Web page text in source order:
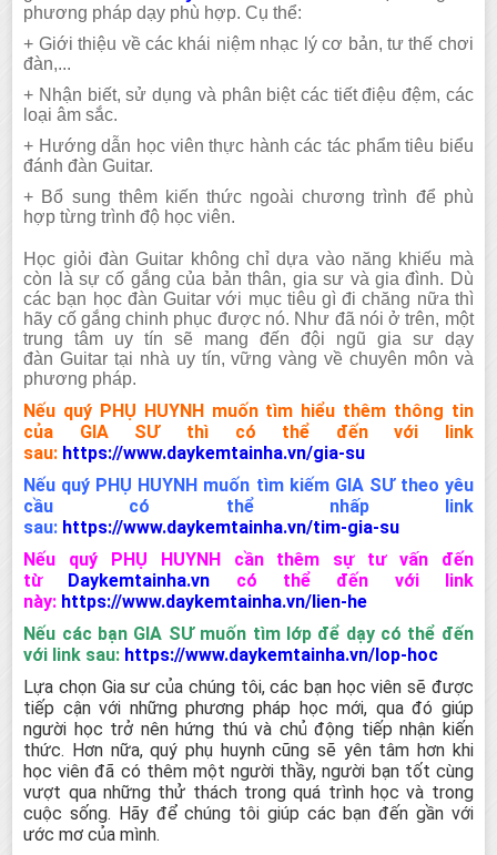
phương pháp dạy phù hợp. Cụ thể:
+ Giới thiệu về các khái niệm nhạc lý cơ bản, tư thế chơi
đàn,...
+ Nhận biết, sử dụng và phân biệt các tiết điệu đệm, các
loại âm sắc.
+ Hướng dẫn học viên thực hành các tác phẩm tiêu biểu
đánh đànGuitar.
+ Bổ sung thêm kiến thức ngoài chương trình để phù
hợp từng trình độ học viên.
Học giỏi đànGuitar không chỉ dựa vào năng khiếu mà
còn là sự cố gắng của bản thân, gia sư và gia đình. Dù
các bạn học đànGuitar với mục tiêu gì đi chăng nữa thì
hãy cố gắng chinh phục được nó. Như đã nói ở trên, một
trung tâm uy tín sẽ mang đến đội ngũ gia sư dạy
đànGuitar tại nhà uy tín, vững vàng về chuyên môn và
phương pháp.
Nếu quý PHỤ HUYNH muốn tìm hiểu thêm thông tin
của GIA SƯ thì có thể đến với link
sau: https://www.daykemtainha.vn/gia-su
Nếu quý PHỤ HUYNH muốn tìm kiếm GIA SƯ theo yêu
cầu có thể nhấp link
sau: https://www.daykemtainha.vn/tim-gia-su
Nếu quý PHỤ HUYNH cần thêm sự tư vấn đến
từDaykemtainha.vn có thể đến với link
này: https://www.daykemtainha.vn/lien-he
Nếu các bạn GIA SƯ muốn tìm lớp để dạy có thể đến
với link sau: https://www.daykemtainha.vn/lop-hoc
Lựa chọn Gia sư của chúng tôi, các bạn học viên sẽ được
tiếp cận với những phương pháp học mới, qua đó giúp
người học trở nên hứng thú và chủ động tiếp nhận kiến
thức. Hơn nữa, quý phụ huynh cũng sẽ yên tâm hơn khi
học viên đã có thêm một người thầy, người bạn tốt cùng
vượt qua những thử thách trong quá trình học và trong
cuộc sống. Hãy để chúng tôi giúp các bạn đến gần với
ước mơ của mình.